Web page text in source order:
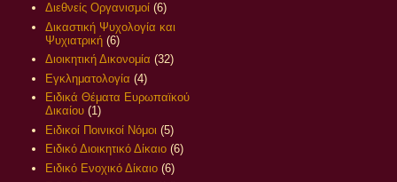
Διεθνείς Οργανισμοί (6)
Δικαστική Ψυχολογία και
Ψυχιατρική (6)
Διοικητική Δικονομία (32)
Εγκληματολογία (4)
Ειδικά Θέματα Ευρωπαϊκού
Δικαίου (1)
Ειδικοί Ποινικοί Νόμοι (5)
Ειδικό Διοικητικό Δίκαιο (6)
Ειδικό Ενοχικό Δίκαιο (6)